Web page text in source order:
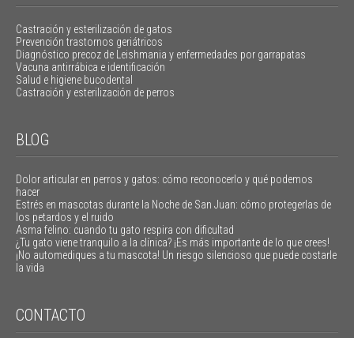
Castración y esterilización de gatos
Prevención trastornos geriátricos
Diagnóstico precoz de Leishmania y enfermedades por garrapatas
Vacuna antirrábica e identificación
Salud e higiene bucodental
Castración y esterilización de perros
BLOG
Dolor articular en perros y gatos: cómo reconocerlo y qué podemos
hacer
Estrés en mascotas durante la Noche de San Juan: cómo protegerlas de
los petardos y el ruido
Asma felino: cuando tu gato respira con dificultad
¿Tu gato viene tranquilo a la clínica? ¡Es más importante de lo que crees!
¡No automediques a tu mascota! Un riesgo silencioso que puede costarle
la vida
CONTACTO